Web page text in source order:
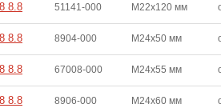
8.8 51141-000 M22x120 мм
8.8 8904-000 M24x50 мм
8.8 67008-000 M24x55 мм
8.8 8906-000 M24x60 мм